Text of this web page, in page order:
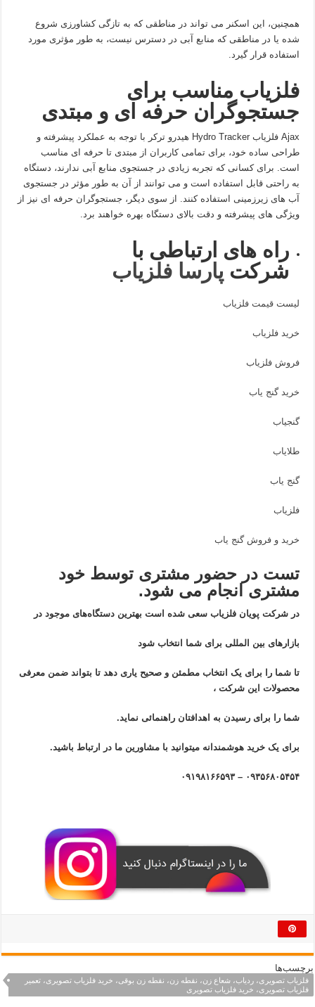
همچنین، این اسکنر می تواند در مناطقی که به تازگی کشاورزی شروع
شده یا در مناطقی که منابع آبی در دسترس نیست، به طور مؤثری مورد
استفاده قرار گیرد.
فلزیاب مناسب برای
جستجوگران حرفه ای و مبتدی
Ajax فلزیاب Hydro Tracker هیدرو ترکر با توجه به عملکرد پیشرفته و
طراحی ساده خود، برای تمامی کاربران از مبتدی تا حرفه ای مناسب
است. برای کسانی که تجربه زیادی در جستجوی منابع آبی ندارند، دستگاه
به راحتی قابل استفاده است و می توانند از آن به طور مؤثر در جستجوی
آب های زیرزمینی استفاده کنند. از سوی دیگر، جستجوگران حرفه ای نیز از
ویژگی های پیشرفته و دقت بالای دستگاه بهره خواهند برد.
راه های ارتباطی با
شرکت پارسا فلزیاب
لیست قیمت فلزیاب
خرید فلزیاب
فروش فلزیاب
خرید گنج یاب
گنجیاب
طلایاب
گنج یاب
فلزیاب
خرید و فروش گنج یاب
تست در حضور مشتری توسط خود
مشتری انجام می شود.
در شرکت پویان فلزیاب سعی شده است بهترین دستگاه‌های موجود در
بازار‌های بین المللی برای شما انتخاب شود
تا شما را برای یک انتخاب مطمئن و صحیح یاری دهد تا بتواند ضمن معرفی
محصولات این شرکت ،
شما را برای رسیدن به اهدافتان راهنمائی نماید.
برای یک خرید هوشمندانه میتوانید با مشاورین ما در ارتباط باشید.
۰۹۳۵۶۸۰۵۴۵۴ – ۰۹۱۹۸۱۶۶۵۹۳
برچسب‌ها
فلزیاب تصویری، ردیاب، شعاع زن، نقطه زن، نقطه زن بوقی، خرید فلزیاب تصویری، تعمیر
فلزیاب تصویری، خرید فلزیاب تصویری